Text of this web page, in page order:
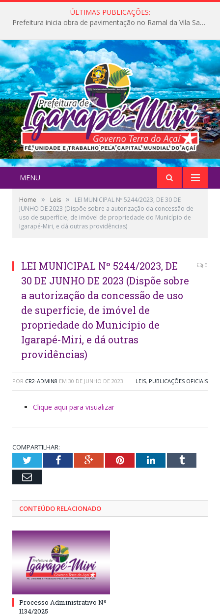
ÚLTIMAS PUBLICAÇÕES:
Prefeitura inicia obra de pavimentação no Ramal da Vila Santa Maria do Icatu
MENU
Home » Leis »
LEI MUNICIPAL Nº 5244/2023, DE 30 DE
JUNHO DE 2023 (Dispõe sobre a autorização da concessão de
uso de superfície, de imóvel de propriedade do Município de
Igarapé-Miri, e dá outras providências)
LEI MUNICIPAL Nº 5244/2023, DE
30 DE JUNHO DE 2023 (Dispõe sobre
a autorização da concessão de uso
de superfície, de imóvel de
propriedade do Município de
Igarapé-Miri, e dá outras
providências)
0
POR CR2-ADMIN8 EM 30 DE JUNHO DE 2023 LEIS, PUBLICAÇÕES OFICIAIS
Clique aqui para visualizar
COMPARTILHAR:
TwitterFacebookGoogle+PinterestLinkedInTumblr
Email
CONTEÚDO RELACIONADO
Processo Administrativo Nº
1134/2025